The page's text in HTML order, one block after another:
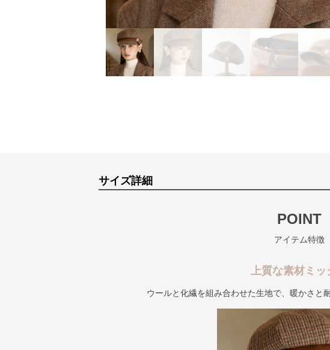
サイズ詳細
POINT
アイテム特徴
上質な素材ミッ
ウールと化繊を組み合わせた生地で、暖かさと